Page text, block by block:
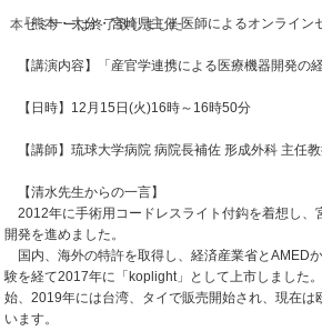
本セミナーは終了致しました
『熊本・大分・宮崎県主催 医師によるオンライン
【講演内容】「産官学連携による医療機器開発の
【日時】12月15日(火)16時～16時50分
【講師】琉球大学病院 病院長補佐 形成外科 主任
【清水先生からの一言】
2012年に手術用コードレスライト付鈎を着想し、
開発を進めました。
国内、海外の特許を取得し、経済産業省とAMED
験を経て2017年に「koplight」として上市しました
始、2019年には台湾、タイで販売開始され、現在は
います。